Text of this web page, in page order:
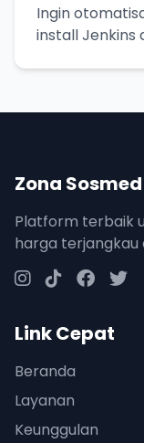
Ingin
install Jenkins
Zona Sosmed
Platform terbaik
harga terjangkau
Link Cepat
Beranda
Layanan
Keunggulan